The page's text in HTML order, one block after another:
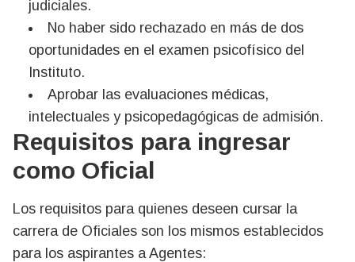
judiciales.
No haber sido rechazado en más de dos
oportunidades en el examen psicofísico del
Instituto.
Aprobar las evaluaciones médicas,
intelectuales y psicopedagógicas de admisión.
Requisitos para ingresar
como Oficial
Los requisitos para quienes deseen cursar la
carrera de Oficiales son los mismos establecidos
para los aspirantes a Agentes: